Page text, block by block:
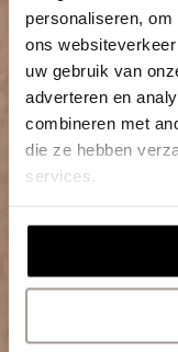
personaliseren,
ons
uw gebruik van
adverteren en
combineren met
die ze hebben
services.